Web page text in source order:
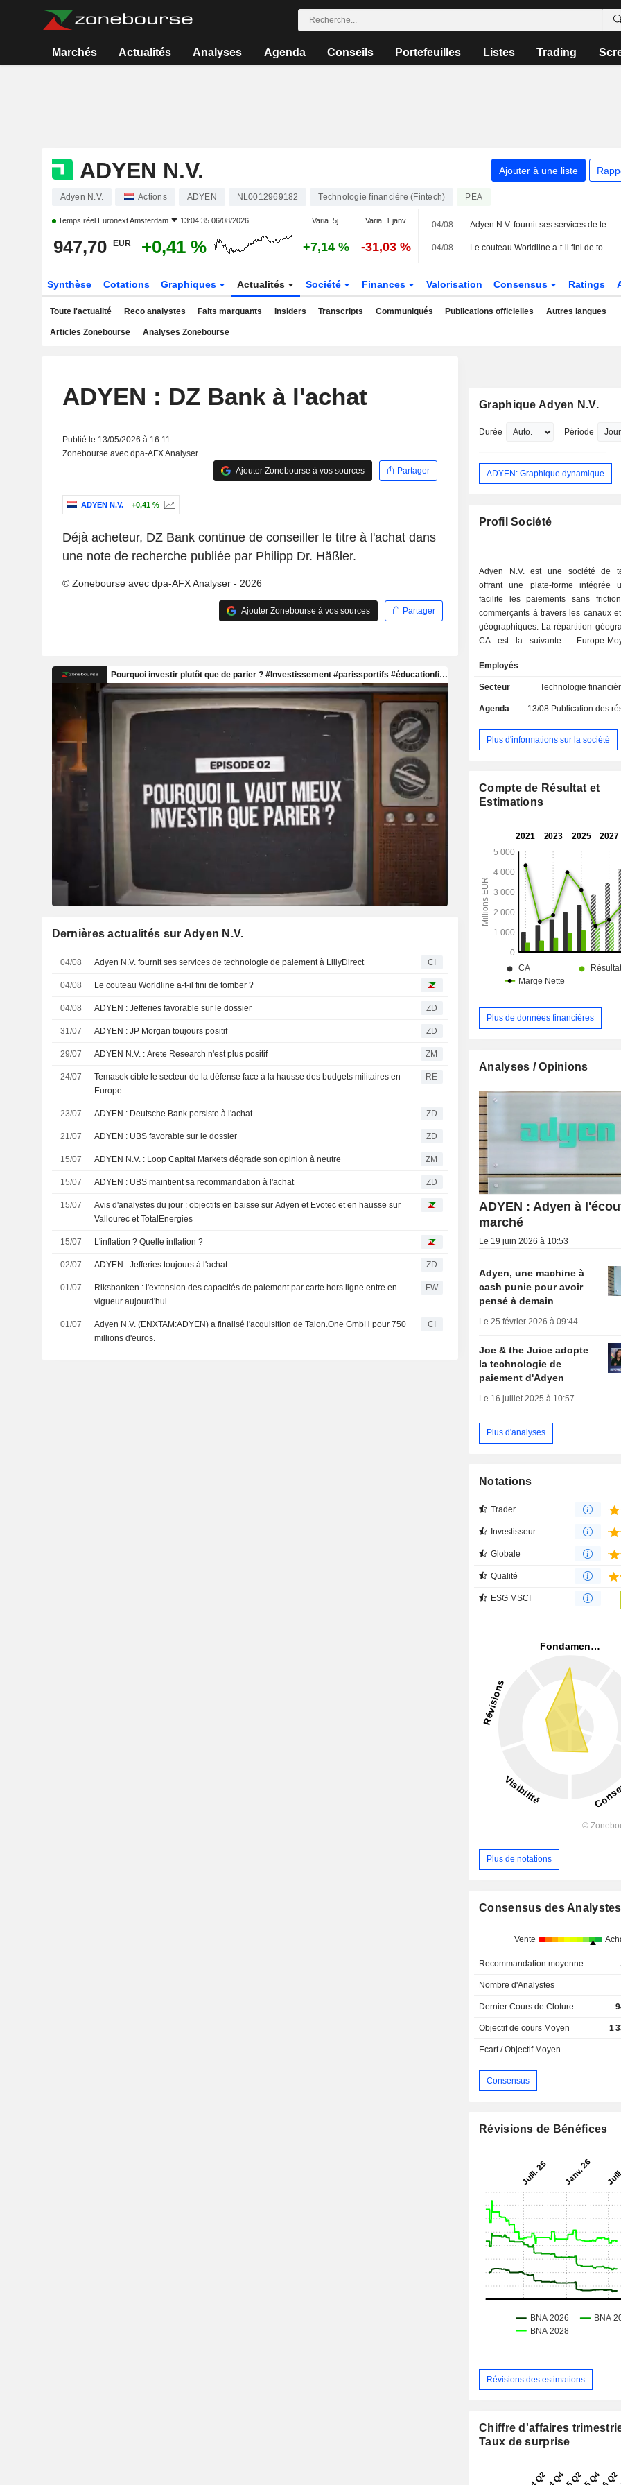
Marchés Actualités Analyses Agenda Conseils Portefeuilles Listes Trading
ADYEN N.V. Ajouter à une liste
Adyen N.V. Actions ADYEN NL0012969182 Technologie financière (Fintech) PEA
Temps réel Euronext Amsterdam 13:04:35 06/08/2026 Varia. 5j. Varia. 1 janv.
947,70 EUR +0,41 % +7,14 % -31,03 %
04/08 Adyen N.V. fournit ses services de technologie de paiement à LillyDirect
04/08 Le couteau Worldline a-t-il fini de tomber ?
Synthèse Cotations Graphiques Actualités Société Finances Valorisation Consensus Ratings
Toute l'actualité Reco analystes Faits marquants Insiders Transcripts Communiqués Publications officielles Autres langues
Articles Zonebourse Analyses Zonebourse
ADYEN : DZ Bank à l'achat
Publié le 13/05/2026 à 16:11
Zonebourse avec dpa-AFX Analyser
Ajouter Zonebourse à vos sources
Partager
ADYEN N.V. +0,41 %
Déjà acheteur, DZ Bank continue de conseiller le titre à l'achat dans
une note de recherche publiée par Philipp Dr. Häßler.
© Zonebourse avec dpa-AFX Analyser - 2026
Ajouter Zonebourse à vos sources Partager
Dernières actualités sur Adyen N.V.
04/08 Adyen N.V. fournit ses services de technologie de paiement à LillyDirect CI
04/08 Le couteau Worldline a-t-il fini de tomber ?
04/08 ADYEN : Jefferies favorable sur le dossier ZD
31/07 ADYEN : JP Morgan toujours positif ZD
29/07 ADYEN N.V. : Arete Research n'est plus positif ZM
24/07
Temasek cible le secteur de la défense face à la hausse des budgets militaires en
Europe
RE
23/07 ADYEN : Deutsche Bank persiste à l'achat ZD
21/07 ADYEN : UBS favorable sur le dossier ZD
15/07 ADYEN N.V. : Loop Capital Markets dégrade son opinion à neutre ZM
15/07 ADYEN : UBS maintient sa recommandation à l'achat ZD
15/07
Avis d'analystes du jour : objectifs en baisse sur Adyen et Evotec et en hausse sur
Vallourec et TotalEnergies
15/07 L'inflation ? Quelle inflation ?
02/07 ADYEN : Jefferies toujours à l'achat ZD
01/07
Riksbanken : l'extension des capacités de paiement par carte hors ligne entre en
vigueur aujourd'hui
FW
01/07
Adyen N.V. (ENXTAM:ADYEN) a finalisé l'acquisition de Talon.One GmbH pour 750
millions d'euros.
CI
Graphique Adyen N.V.
Durée Période
ADYEN: Graphique dynamique
Profil Société
Adyen N.V. est une société de
offrant une plate-forme intégrée
facilite les paiements sans
commerçants à travers les canaux
géographiques. La répartition géographique du
CA est la suivante : Europe-
Asie-Pacifique (10%) et Amérique
Employés
Secteur Technologie
Agenda 13/08 Publication des résultats
Plus d'informations sur la société
Compte de Résultat et
Estimations
Plus de données financières
Analyses / Opinions
ADYEN : Adyen à
marché
Le 19 juin 2026 à 10:53
Adyen, une machine à
cash punie pour avoir
pensé à demain
Le 25 février 2026 à 09:44
Joe & the Juice adopte
la technologie de
paiement d'Adyen
Le 16 juillet 2025 à 10:57
Plus d'analyses
Notations
Trader
Investisseur
Globale
Qualité
ESG MSCI
Plus de notations
Consensus des Analystes
Vente
Recommandation moyenne
Nombre d'Analystes
Dernier Cours de Cloture
Objectif de cours Moyen 1
Ecart / Objectif Moyen
Consensus
Révisions de Bénéfices
Révisions des estimations
Chiffre d'affaires
Taux de surprise